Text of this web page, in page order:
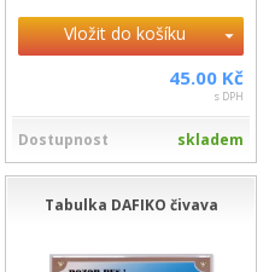
Vložit do košíku
45.00 Kč
s DPH
Dostupnost skladem
Tabulka DAFIKO čivava